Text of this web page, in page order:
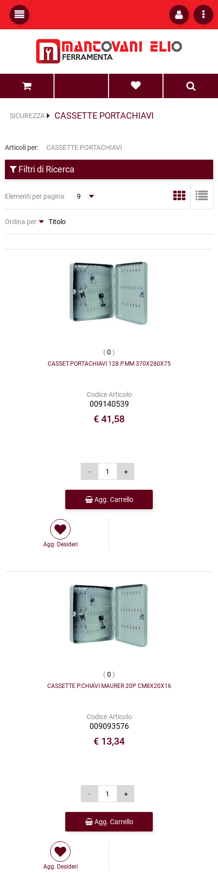
SICUREZZA CASSETTE PORTACHIAVI
Articoli per: CASSETTE PORTACHIAVI
Filtri di Ricerca
Elementi per pagina:
Ordina per
(0 )
CASSET.PORTACHIAVI 128 P.MM 370X280X75
Codice Articolo
009140539
€ 41,58
Agg. Carrello
Agg. Desideri
(0 )
CASSETTE P.CHIAVI MAURER 20P CM8X20X16
Codice Articolo
009093576
€ 13,34
Agg. Carrello
Agg. Desideri